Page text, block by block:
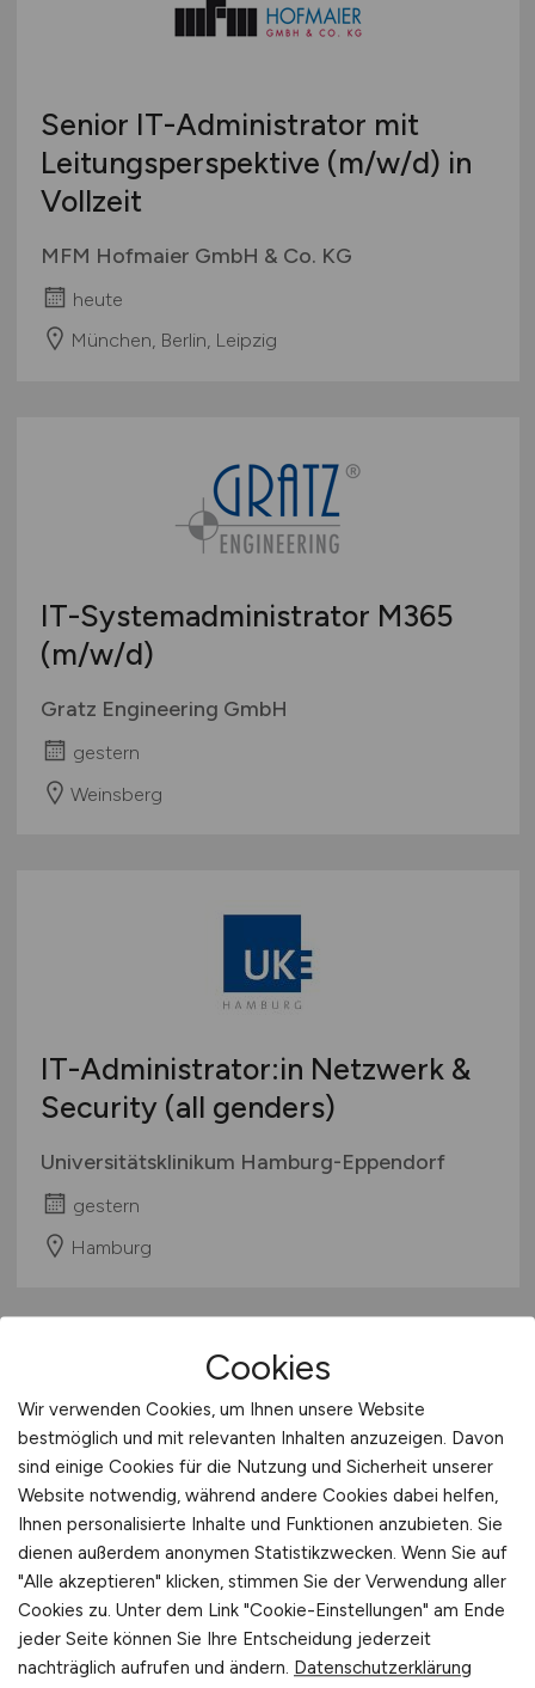
Senior IT-Administrator mit
Leitungsperspektive (m/w/d) in
Vollzeit
MFM Hofmaier GmbH & Co. KG
heute
München, Berlin, Leipzig
IT-Systemadministrator M365
(m/w/d)
Gratz Engineering GmbH
gestern
Weinsberg
IT-Administrator:in Netzwerk &
Security (all genders)
Universitätsklinikum Hamburg-Eppendorf
gestern
Hamburg
Administrator(m/w/d)für IT-
Sicherheit
Fr. Schiettinger KG
gestern
Cookies
Wir verwenden Cookies, um Ihnen unsere Website
bestmöglich und mit relevanten Inhalten anzuzeigen. Davon
sind einige Cookies für die Nutzung und Sicherheit unserer
Website notwendig, während andere Cookies dabei helfen,
Ihnen personalisierte Inhalte und Funktionen anzubieten. Sie
dienen außerdem anonymen Statistikzwecken. Wenn Sie auf
"Alle akzeptieren" klicken, stimmen Sie der Verwendung aller
Cookies zu. Unter dem Link "Cookie-Einstellungen" am Ende
jeder Seite können Sie Ihre Entscheidung jederzeit
nachträglich aufrufen und ändern. Datenschutzerklärung